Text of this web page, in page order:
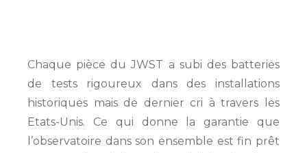
Chaque pièce du JWST a subi des batteries
de tests rigoureux dans des installations
historiques mais de dernier cri à travers les
Etats-Unis. Ce qui donne la garantie que
l’observatoire dans son ensemble est fin prêt